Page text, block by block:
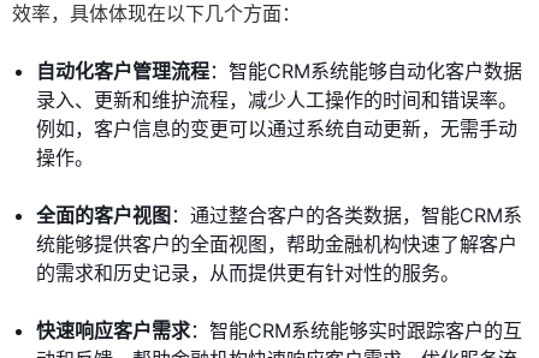
效率，具体体现在以下几个方面：
自动化客户管理流程：智能CRM系统能够自动化客户数据
录入、更新和维护流程，减少人工操作的时间和错误率。
例如，客户信息的变更可以通过系统自动更新，无需手动
操作。
全面的客户视图 ：通过整合客户的各类数据，智能CRM系
统能够提供客户的全面视图，帮助金融机构快速了解客户
的需求和历史记录，从而提供更有针对性的服务。
快速响应客户需求：智能CRM系统能够实时跟踪客户的互